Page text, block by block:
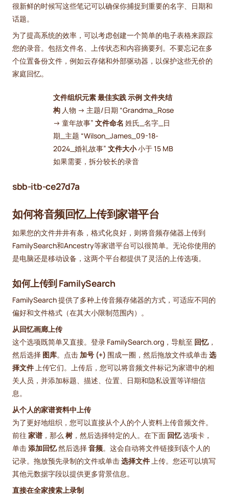
很新鲜的时候写这些笔记可以确保你捕捉到重要的名字、日期和
话题。
为了提高系统的效率，可以考虑创建一个简单的电子表格来跟踪
您的录音。包括文件名、上传状态和内容摘要列。不要忘记在多
个位置备份文件，例如云存储和外部驱动器，以保护这些无价的
家庭回忆。
文件组织元素最佳实践示例文件夹结
构 人物 → 主题/日期 “Grandma_Rose
→ 童年故事” 文件命名 姓氏_名字_日
期_主题 “Wilson_James_09-18-
2024_婚礼故事” 文件大小小于 15 MB
如果需要，拆分较长的录音
sbb-itb-ce27d7a
如何将音频回忆上传到家谱平台
如果您的文件井井有条，格式化良好，则将音频存储器上传到
FamilySearch和Ancestry等家谱平台可以很简单。无论你使用的
是电脑还是移动设备，这两个平台都提供了灵活的上传选项。
如何上传到 FamilySearch
FamilySearch 提供了多种上传音频存储器的方式，可适应不同的
偏好和文件格式（在其大小限制范围内）。
从回忆画廊上传
这个选项既简单又直接。登录 FamilySearch.org，导航至 回忆，
然后选择 图库。点击 加号 (+) 围成一圈，然后拖放文件或单击选
择文件 上传它们。上传后，您可以将音频文件标记为家谱中的相
关人员，并添加标题、描述、位置、日期和隐私设置等详细信
息。
从个人的家谱资料中上传
为了更好地组织，您可以直接从个人的个人资料上传音频文件。
前往 家谱，那么 树 ，然后选择特定的人。在下面 回忆选项卡，
单击添加回忆然后选择音频。这会自动将文件链接到该个人的
记录。拖放预先录制的文件或单击选择文件 上传。您还可以填写
其他元数据字段以提供更多背景信息。
直接在全家搜索上录制